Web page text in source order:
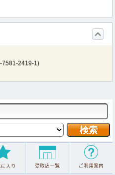
7581-2419-1)